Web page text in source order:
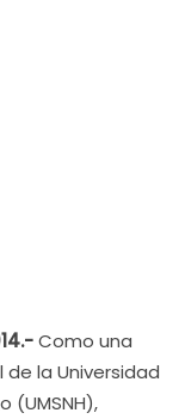
Como una
la Universidad
(UMSNH),